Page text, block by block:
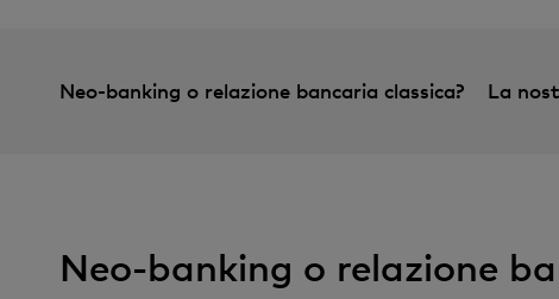
Neo-banking o relazione bancaria classica? La
Neo-banking o relazione